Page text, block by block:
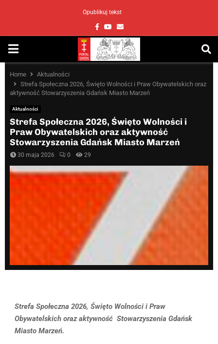
Opublikuj tekst
Facebook
Youtube
Email
PRIMARY
MENU
Home
Aktualności
Strefa Społeczna 2026, Święto Wolności i Praw Obywatelskich oraz
aktywność Stowarzyszenia Gdańsk Miasto Marzeń
Aktualności
Strefa Społeczna 2026, Święto Wolności i
Praw Obywatelskich oraz aktywność
Stowarzyszenia Gdańsk Miasto Marzeń
30 maja 2026 0 29
Strefa Społeczna 2026, Święto Wolności i Praw
Obywatelskich oraz aktywność Stowarzyszenia Gdańsk
Miasto Marzeń.